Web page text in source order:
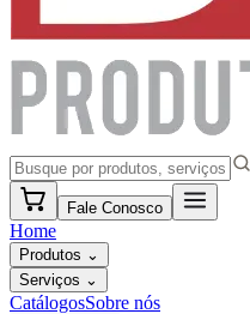
Fale Conosco
Home
Produtos ⌄
Serviços ⌄
CatálogosSobre nós